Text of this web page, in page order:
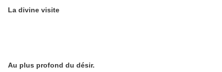
La divine visite
Au plus profond du désir.